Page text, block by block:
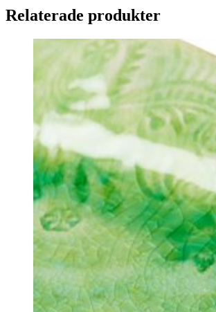
Relaterade produkter